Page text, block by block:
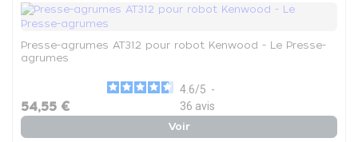
Presse-agrumes AT312 pour robot Kenwood - Le Presse-
agrumes
4.6/5 -
36 avis
54,55 €
Voir